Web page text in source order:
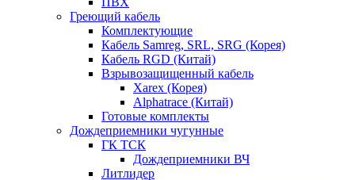
Греющий кабель
Комплектующие
Кабель Samreg, SRL, SRG (Корея)
Кабель RGD (Китай)
Взрывозащищенный кабель
Xarex (Корея)
Alphatrace (Китай)
Готовые комплекты
Дождеприемники чугунные
ГК ТСК
Дождеприемники ВЧ
Литлидер